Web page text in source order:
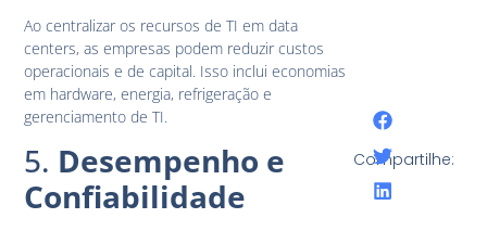
Ao centralizar os recursos de TI em data
centers, as empresas podem reduzir custos
operacionais e de capital. Isso inclui economias
em hardware, energia, refrigeração e
gerenciamento de TI.
5. Desempenho e
Confiabilidade
Compartilhe: